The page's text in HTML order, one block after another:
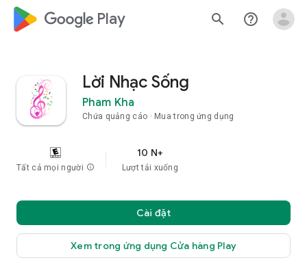
google_logo Play search help_outline
Lời Nhạc Sống
Pham Kha
Chứa quảng cáo Mua trong ứng dụng
Tất cả mọi người info
10 N+
Lượt tải xuống
Cài đặt
Xem trong ứng dụng Cửa hàng Play